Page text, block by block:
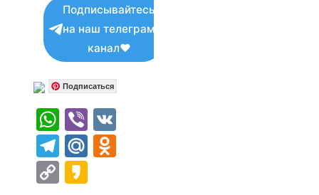
Подписывайтесь
на наш телеграм
канал❤
Подписаться
WhatsApp
Viber
Telegram
Mail.Ru
Copy